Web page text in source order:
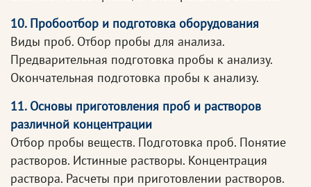
10. Пробоотбор и подготовка оборудования
Виды проб. Отбор пробы для анализа.
Предварительная подготовка пробы к анализу.
Окончательная подготовка пробы к анализу.
11. Основы приготовления проб и растворов
различной концентрации
Отбор пробы веществ. Подготовка проб. Понятие
растворов. Истинные растворы. Концентрация
раствора. Расчеты при приготовлении растворов.